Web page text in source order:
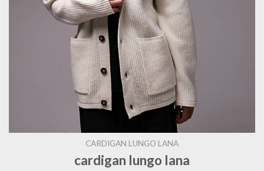
CARDIGAN LUNGO LANA
cardigan lungo lana